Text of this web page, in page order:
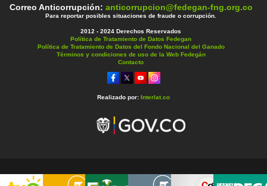
Correo Anticorrupción: anticorrupcion@fedegan-fng.org.co
Para reportar posibles situaciones de fraude o corrupción.
2012 - 2024 Derechos Reservados
Política de Tratamiento de Datos Fedegan
Política de Tratamiento de Datos del Fondo Nacional del Ganado
Términos y condiciones de uso de la Web Fedegán
Contacto
Realizado por: Interlat.co